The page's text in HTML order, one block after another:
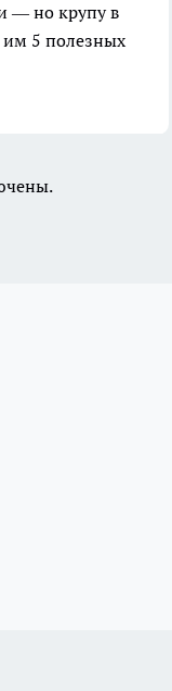
— но крупу в
5 полезных